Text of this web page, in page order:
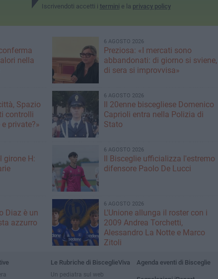
Iscrivendoti accetti i termini e la privacy policy
nella
6 AGOSTO 2026
Preziosa: «I mercati sono
abbandonati: di giorno si sviene,
di sera si improvvisa»
Spazio
controlli
private?»
6 AGOSTO 2026
Il 20enne biscegliese Domenico
Caprioli entra nella Polizia di
Stato
girone H:
6 AGOSTO 2026
Il Bisceglie ufficializza l'estremo
difensore Paolo De Lucci
Diaz è un
azzurro
6 AGOSTO 2026
L'Unione allunga il roster con i
2009 Andrea Torchetti,
Alessandro La Notte e Marco
Zitoli
Le Rubriche di BisceglieViva
Un pediatra sul web
Agenda eventi di Bisceglie